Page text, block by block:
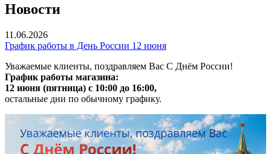
Новости
11.06.2026
График работы в День России 12 июня
Уважаемые клиенты, поздравляем Вас С Днём России!
График работы магазина:
12 июня (пятница) с 10:00 до 16:00,
остальные дни по обычному графику.